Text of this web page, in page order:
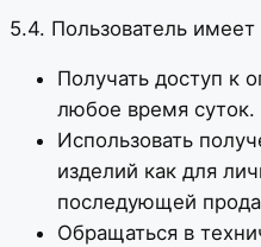
5.4. Пользователь имеет
Получать доступ к
любое время суток.
Использовать
изделий как для
последующей
Обращаться в